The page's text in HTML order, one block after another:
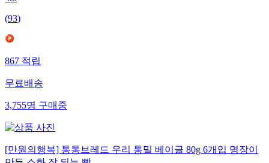
(93)
867 적립
무료배송
3,755명 구매중
[만원의행복] 통통브레드 우리 통밀 베이글 80g 6개입 명장이